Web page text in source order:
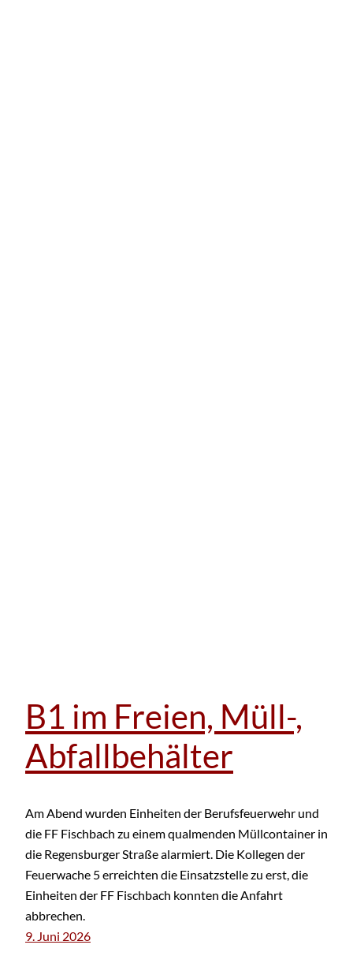
B1 im Freien, Müll-,
Abfallbehälter
Am Abend wurden Einheiten der Berufsfeuerwehr und
die FF Fischbach zu einem qualmenden Müllcontainer in
die Regensburger Straße alarmiert. Die Kollegen der
Feuerwache 5 erreichten die Einsatzstelle zu erst, die
Einheiten der FF Fischbach konnten die Anfahrt
abbrechen.
9. Juni 2026